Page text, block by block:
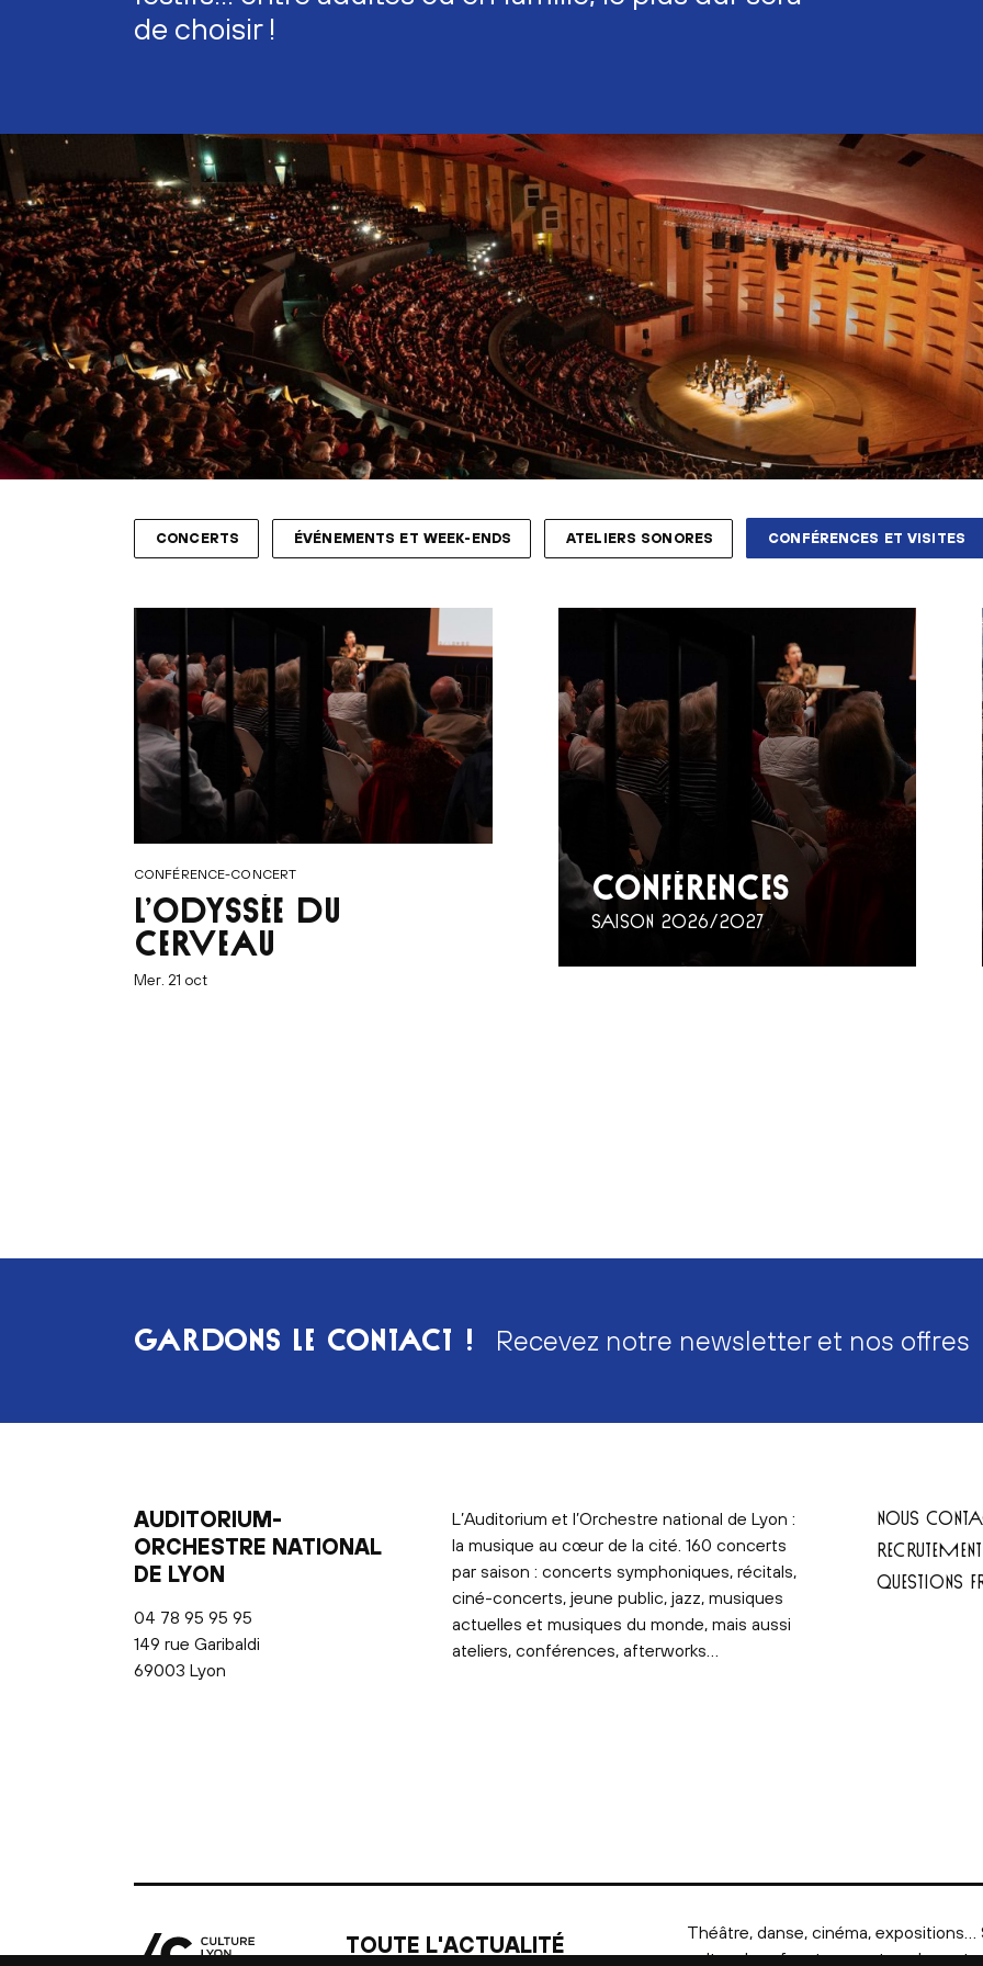
de choisir !
CONCERTS ÉVÉNEMENTS ET WEEK-ENDS ATELIERS SONORES CONFÉRENCES ET VISITES
CONFÉRENCE-CONCERT
L’ODYSSÉE DU
CERVEAU
mer. 21 oct
CONFÉRENCES
SAISON 2026/2027
GARDONS LE CONTACT ! Recevez notre newsletter et nos offres
AUDITORIUM-
ORCHESTRE NATIONAL
DE LYON
04 78 95 95 95
149 rue Garibaldi
69003 Lyon
L’Auditorium et l’Orchestre national de Lyon :
la musique au cœur de la cité. 160 concerts
par saison : concerts symphoniques, récitals,
ciné-concerts, jeune public, jazz, musiques
actuelles et musiques du monde, mais aussi
ateliers, conférences, afterworks…
NOUS
QUESTIONS
TOUTE L'ACTUALITÉ
Théâtre, danse, cinéma, expositions…
culture.lyon.fr, retrouvez tous les